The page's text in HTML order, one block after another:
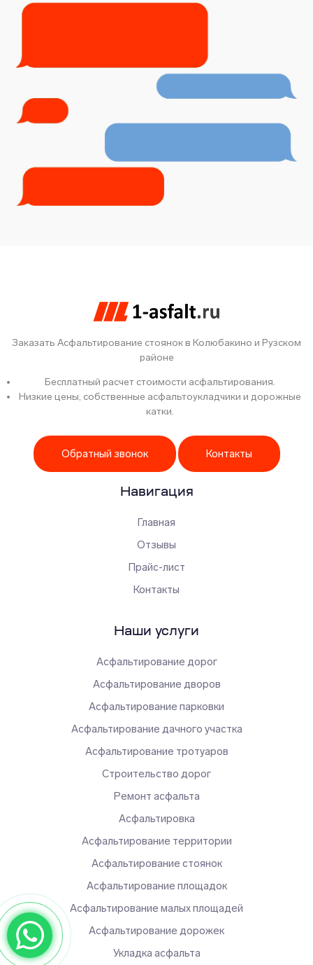
Заказать Асфальтирование стоянок в Колюбакино и Рузском
районе
Бесплатный расчет стоимости асфальтирования.
Низкие цены, собственные асфальтоукладчики и дорожные
катки.
Обратный звонок Контакты
Навигация
Главная
Отзывы
Прайс-лист
Контакты
Наши услуги
Асфальтирование дорог
Асфальтирование дворов
Асфальтирование парковки
Асфальтирование дачного участка
Асфальтирование тротуаров
Строительство дорог
Ремонт асфальта
Асфальтировка
Асфальтирование территории
Асфальтирование стоянок
Асфальтирование площадок
Асфальтирование малых площадей
Асфальтирование дорожек
Укладка асфальта